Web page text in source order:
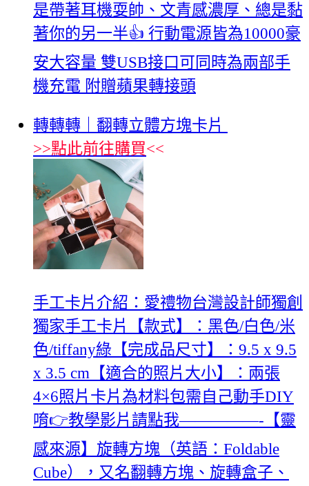
是帶著耳機耍帥、文青感濃厚、總是黏
著你的另一半👍 行動電源皆為10000豪
安大容量 雙USB接口可同時為兩部手
機充電 附贈蘋果轉接頭
轉轉轉｜翻轉立體方塊卡片
>>點此前往購買<<
手工卡片介紹：愛禮物台灣設計師獨創
獨家手工卡片【款式】：黑色/白色/米
色/tiffany綠【完成品尺寸】：9.5 x 9.5
x 3.5 cm【適合的照片大小】：兩張
4×6照片卡片為材料包需自己動手DIY
唷👉教學影片請點我—————-【靈
感來源】旋轉方塊（英語：Foldable
Cube），又名翻轉方塊、旋轉盒子、